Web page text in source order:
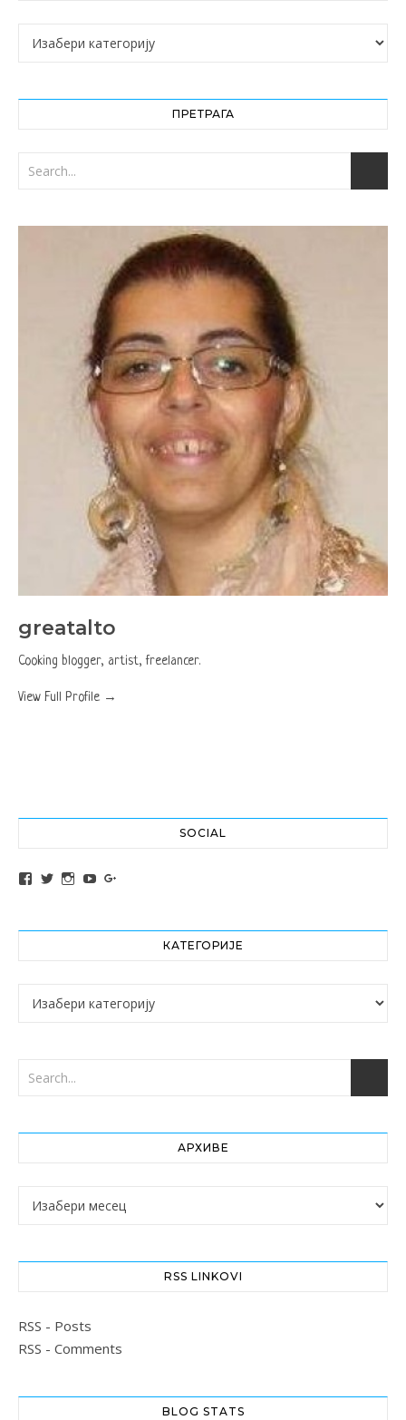
Категорије
ПРЕТРАГА
greatalto
Cooking blogger, artist, freelancer.
View Full Profile →
SOCIAL
View altochef’s profile on Facebook
View jovancica73’s profile on Twitter
View jovancica73’s profile on Instagram
View jovancica73’s profile on YouTube
КАТЕГОРИЈЕ
Категорије
АРХИВЕ
Архиве
RSS LINKOVI
RSS - Posts
RSS - Comments
BLOG STATS